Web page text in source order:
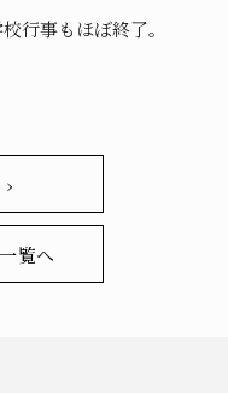
行事もほぼ終了。
覧へ